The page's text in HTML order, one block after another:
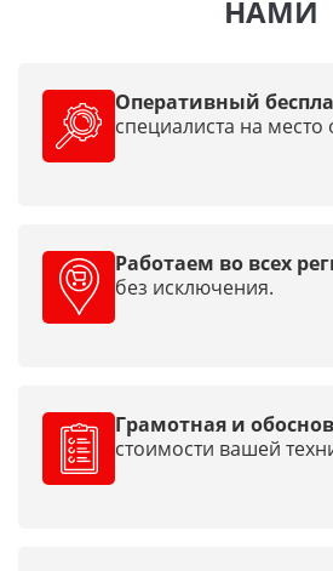
НАМИ
Оперативный
специалиста на место
Работаем во всех
без исключения.
Грамотная и
стоимости вашей